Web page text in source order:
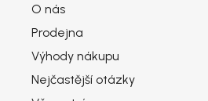
O nás
Prodejna
Výhody nákupu
Nejčastější otázky